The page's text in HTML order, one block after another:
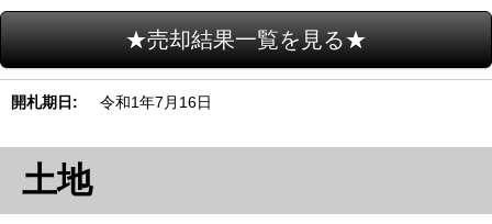
★売却結果一覧を見る★
開札期日 令和1年7月16日
土地